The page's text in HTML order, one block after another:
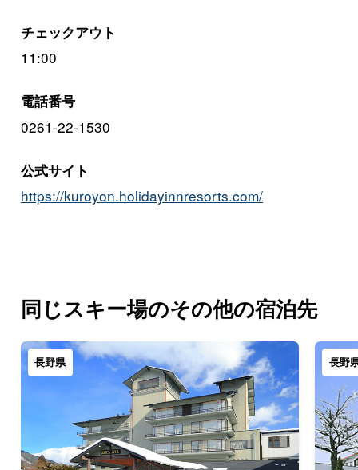
チェックアウト
11:00
電話番号
0261-22-1530
公式サイト
https://kuroyon.holidayinnresorts.com/
同じスキー場のその他の宿泊先
長野県 長野